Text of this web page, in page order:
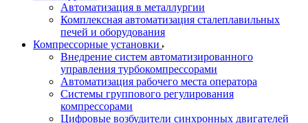
Автоматизация в металлургии
Комплексная автоматизация сталеплавильных
печей и оборудования
Компрессорные установки
Внедрение систем автоматизированного
управления турбокомпрессорами
Автоматизация рабочего места оператора
Системы группового регулирования
компрессорами
Цифровые возбудители синхронных двигателей